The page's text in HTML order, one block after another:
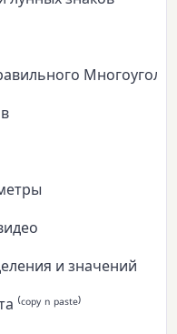
и значений
ⁿ ᵖᵃˢᵗᵉ⁾